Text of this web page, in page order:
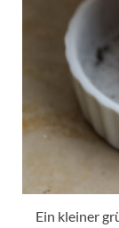
Ein kleiner